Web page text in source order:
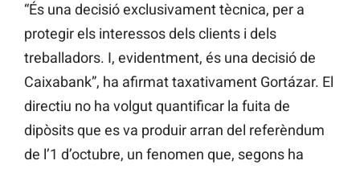
“És una decisió exclusivament tècnica, per a
protegir els interessos dels clients i dels
treballadors. I, evidentment, és una decisió de
Caixabank”, ha afirmat taxativament Gortázar. El
directiu no ha volgut quantificar la fuita de
dipòsits que es va produir arran del referèndum
de l’1 d’octubre, un fenomen que, segons ha